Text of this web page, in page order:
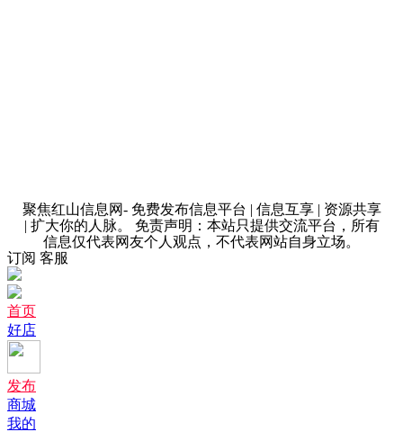
聚焦红山信息网- 免费发布信息平台 | 信息互享 | 资源共享
| 扩大你的人脉。 免责声明：本站只提供交流平台，所有
信息仅代表网友个人观点，不代表网站自身立场。
订阅 客服
首页
好店
发布
商城
我的